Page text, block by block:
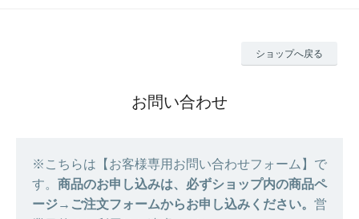
ショップへ戻る
お問い合わせ
※こちらは【お客様専用お問い合わせフォーム】で
す。 商品のお申し込みは、必ずショップ内の商品ペ
ージ→ご注文フォームからお申し込みください。 営